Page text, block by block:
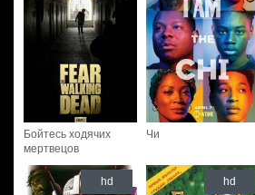
Бойтесь ходячих
мертвецов
Чи
hd hd